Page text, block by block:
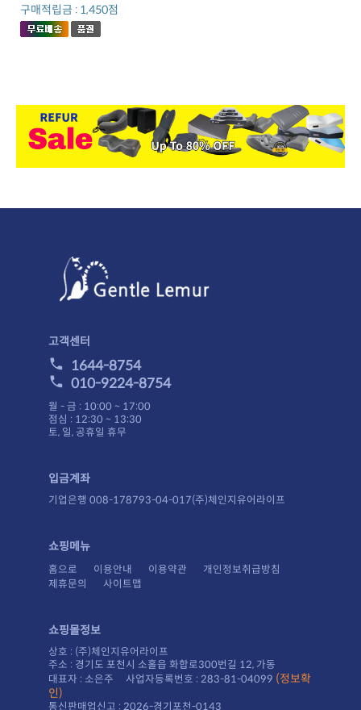
구매적립금 : 1,450점
고객센터
1644-8754
010-9224-8754
월 - 금 : 10:00 ~ 17:00
점심 : 12:30 ~ 13:30
토, 일, 공휴일 휴무
입금계좌
기업은행 008-178793-04-017(주)체인지유어라이프
쇼핑메뉴
홈으로 이용안내 이용약관
개인정보취급방침
제휴문의
사이트맵
쇼핑몰정보
상호 : (주)체인지유어라이프
주소 : 경기도 포천시 소홀읍 화합로300번길 12, 가동
대표자 : 소은주 사업자등록번호 : 283-81-04099
인)
통신판매업신고 : 2026-경기포천-0143